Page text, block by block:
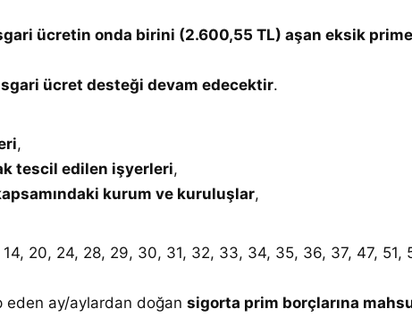
ücretin onda birini (2.600,55 TL) aşan eksik
ücret desteği devam edecektir.
,
tescil edilen işyerleri,
kurum ve kuruluşlar,
14, 20, 24, 28, 29, 30, 31, 32, 33, 34, 35, 36, 37, 47, 51,
eden ay/aylardan doğan sigorta prim borçlarına